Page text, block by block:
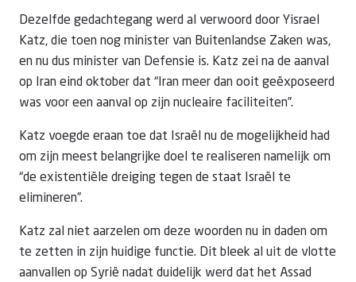
Dezelfde gedachtegang werd al verwoord door Yisrael
Katz, die toen nog minister van Buitenlandse Zaken was,
en nu dus minister van Defensie is. Katz zei na de aanval
op Iran eind oktober dat “Iran meer dan ooit geëxposeerd
was voor een aanval op zijn nucleaire faciliteiten”.
Katz voegde eraan toe dat Israël nu de mogelijkheid had
om zijn meest belangrijke doel te realiseren namelijk om
“de existentiële dreiging tegen de staat Israël te
elimineren”.
Katz zal niet aarzelen om deze woorden nu in daden om
te zetten in zijn huidige functie. Dit bleek al uit de vlotte
aanvallen op Syrië nadat duidelijk werd dat het Assad